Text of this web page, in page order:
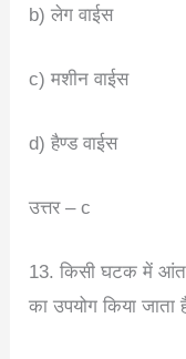
b) लेग वाईस
c) मशीन वाईस
d) हैण्ड वाईस
उत्तर – c
13. किसी घटक में
का उपयोग किया जाता